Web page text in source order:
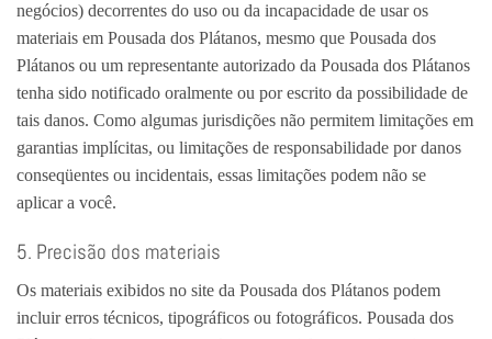
negócios) decorrentes do uso ou da incapacidade de usar os
materiais em Pousada dos Plátanos, mesmo que Pousada dos
Plátanos ou um representante autorizado da Pousada dos Plátanos
tenha sido notificado oralmente ou por escrito da possibilidade de
tais danos. Como algumas jurisdições não permitem limitações em
garantias implícitas, ou limitações de responsabilidade por danos
conseqüentes ou incidentais, essas limitações podem não se
aplicar a você.
5. Precisão dos materiais
Os materiais exibidos no site da Pousada dos Plátanos podem
incluir erros técnicos, tipográficos ou fotográficos. Pousada dos